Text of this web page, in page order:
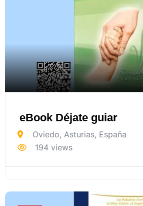
eBook Déjate guiar
Oviedo, Asturias, España
194 views